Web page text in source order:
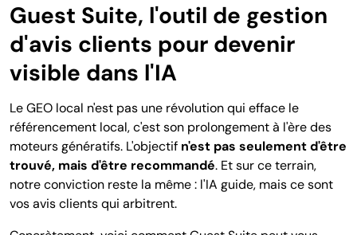
Guest Suite, l'outil de gestion
d'avis clients pour devenir
visible dans l'IA
Le GEO local n'est pas une révolution qui efface le
référencement local, c'est son prolongement à l'ère des
moteurs génératifs. L'objectif n'est pas seulement d'être
trouvé, mais d'être recommandé. Et sur ce terrain,
notre conviction reste la même : l'IA guide, mais ce sont
vos avis clients qui arbitrent.